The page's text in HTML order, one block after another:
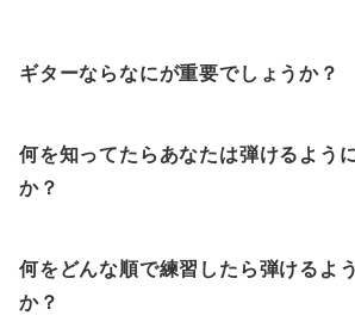
ギターならなにが重要でしょうか？
何を知ってたらあなたは弾けるよう
か？
何をどんな順で練習したら弾けるよ
か？